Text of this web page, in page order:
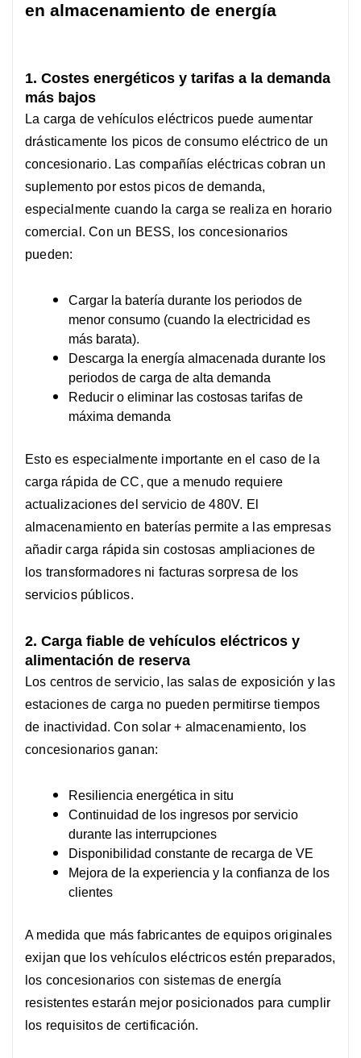
en almacenamiento de energía
1. Costes energéticos y tarifas a la demanda
más bajos
La carga de vehículos eléctricos puede aumentar
drásticamente los picos de consumo eléctrico de un
concesionario. Las compañías eléctricas cobran un
suplemento por estos picos de demanda,
especialmente cuando la carga se realiza en horario
comercial.Con un BESS, los concesionarios
pueden:
Cargar la batería durante los periodos de
menor consumo (cuando la electricidad es
más barata).
Descarga la energía almacenada durante los
periodos de carga de alta demanda
Reducir o eliminar las costosas tarifas de
máxima demanda
Esto es especialmente importante en el caso de la
carga rápida de CC, que a menudo requiere
actualizaciones del servicio de 480V. El
almacenamiento en baterías permite a las empresas
añadir carga rápida sin costosas ampliaciones de
los transformadores ni facturas sorpresa de los
servicios públicos.
2. Carga fiable de vehículos eléctricos y
alimentación de reserva
Los centros de servicio, las salas de exposición y las
estaciones de carga no pueden permitirse tiempos
de inactividad.Con solar + almacenamiento, los
concesionarios ganan:
Resiliencia energética in situ
Continuidad de los ingresos por servicio
durante las interrupciones
Disponibilidad constante de recarga de VE
Mejora de la experiencia y la confianza de los
clientes
A medida que más fabricantes de equipos originales
exijan que los vehículos eléctricos estén preparados,
los concesionarios con sistemas de energía
resistentes estarán mejor posicionados para cumplir
los requisitos de certificación.